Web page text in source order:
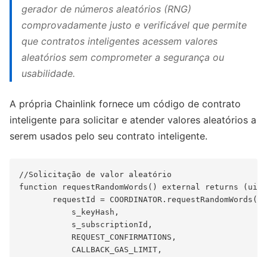
gerador de números aleatórios (RNG)
comprovadamente justo e verificável que permite
que contratos inteligentes acessem valores
aleatórios sem comprometer a segurança ou
usabilidade.
A própria Chainlink fornece um código de contrato
inteligente para solicitar e atender valores aleatórios a
serem usados pelo seu contrato inteligente.
//Solicitação de valor aleatório
function requestRandomWords() external returns
       requestId = COORDINATOR.requestRandomWords(
           s_keyHash,
           s_subscriptionId,
           REQUEST_CONFIRMATIONS,
           CALLBACK_GAS_LIMIT,